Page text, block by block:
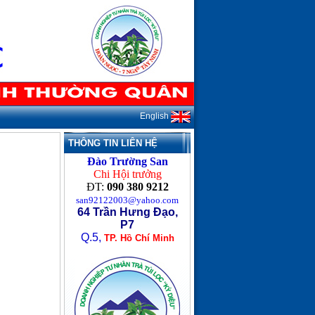
English
THÔNG TIN LIÊN HỆ
Đào Trường San
Chi Hội trưởng
ĐT: 090 380 9212
san92122003@yahoo.com
64 Trần Hưng Đạo,
P7
Q.5, TP. Hồ Chí Minh